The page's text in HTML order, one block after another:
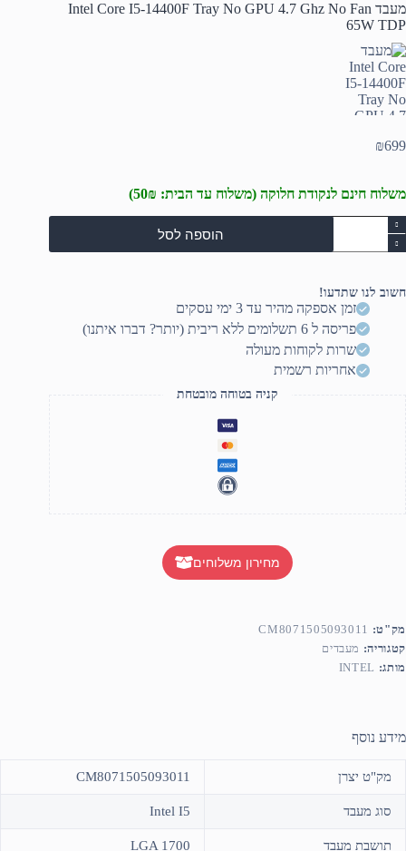
מעבד Intel Core I5-14400F Tray No GPU 4.7 Ghz No Fan
65W TDP
₪699
משלוח חינם לנקודת חלוקה (משלוח עד הבית: 50₪)
כמות
של
מעבד
I5-
14400F
הוספה לסל
חשוב לנו שתדעו!
זמן אספקה מהיר עד 3 ימי עסקים
פריסה ל 6 תשלומים ללא ריבית (יותר? דברו איתנו)
שרות לקוחות מעולה
אחריות רשמית
קניה בטוחה מובטחת
מחירון משלוחים
מק"ט: CM8071505093011
קטגוריה: מעבדים
מותג: INTEL
מידע נוסף
מק"ט יצרן CM8071505093011
סוג מעבד Intel I5
תושבת מעבד LGA 1700